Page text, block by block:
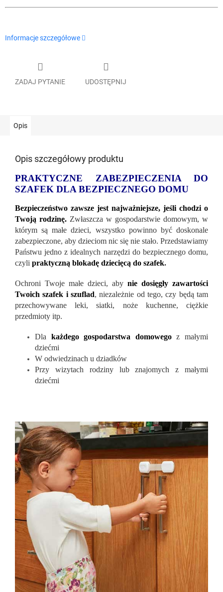
Informacje szczegółowe
ZADAJ PYTANIE UDOSTĘPNIJ
Opis
Opis szczegółowy produktu
PRAKTYCZNE ZABEZPIECZENIA DO
SZAFEK DLA BEZPIECZNEGO DOMU
Bezpieczeństwo zawsze jest najważniejsze, jeśli chodzi o
Twoją rodzinę. Zwłaszcza w gospodarstwie domowym, w
którym są małe dzieci, wszystko powinno być doskonale
zabezpieczone, aby dzieciom nic się nie stało. Przedstawiamy
Państwu jedno z idealnych narzędzi do bezpiecznego domu,
czyli praktyczną blokadę dziecięcą do szafek.
Ochroni Twoje małe dzieci, aby nie dosięgły zawartości
Twoich szafek i szuflad, niezależnie od tego, czy będą tam
przechowywane leki, siatki, noże kuchenne, ciężkie
przedmioty itp.
Dla każdego gospodarstwa domowegoz małymi
dziećmi
W odwiedzinach u dziadków
Przy wizytach rodziny lub znajomych z małymi
dziećmi